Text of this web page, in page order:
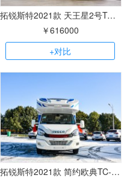
拓锐斯特2021款 天王星2号TC-122V双拓展
￥616000
+对比
拓锐斯特2021款 简约欧典TC-101无拓展